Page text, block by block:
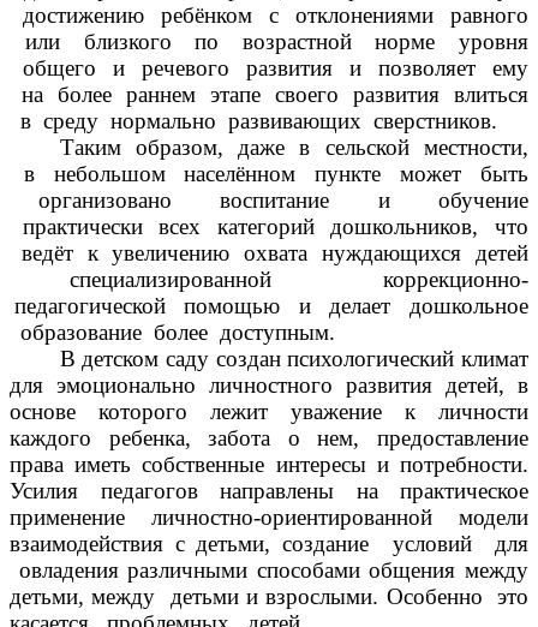
достижению ребёнком с отклонениями равного
или близкого по возрастной норме уровня
общего и речевого развития и позволяет ему
на более раннем этапе своего развития влиться
в среду нормально развивающих сверстников.
Таким образом, даже в сельской местности,
в небольшом населённом пункте может быть
организовано воспитание и обучение
практически всех категорий дошкольников, что
ведёт к увеличению охвата нуждающихся детей
специализированной коррекционно-
педагогической помощью и делает дошкольное
образование более доступным.
В детском саду создан психологический климат
для эмоционально личностного развития детей, в
основе которого лежит уважение к личности
каждого ребенка, забота о нем, предоставление
права иметь собственные интересы и потребности.
Усилия педагогов направлены на практическое
применение личностно-ориентированной модели
взаимодействия с детьми, создание условий для
овладения различными способами общения между
детьми, между детьми и взрослыми. Особенно это